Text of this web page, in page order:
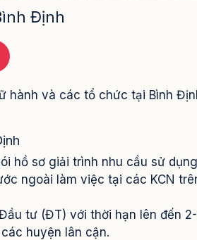
Định
hành và các tổ chức tại Bình
hồ sơ giải trình nhu cầu sử
ngoài làm việc tại các KCN
tư (ĐT) với thời hạn lên đến
huyện lân cận.